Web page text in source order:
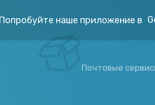
Попробуйте наше приложение в
Почтовые